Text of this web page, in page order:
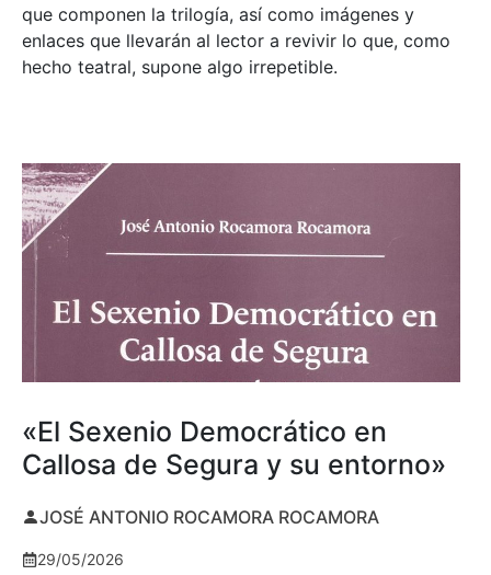
que componen la trilogía, así como imágenes y
enlaces que llevarán al lector a revivir lo que, como
hecho teatral, supone algo irrepetible.
«El Sexenio Democrático en
Callosa de Segura y su entorno»
JOSÉ ANTONIO ROCAMORA ROCAMORA
29/05/2026